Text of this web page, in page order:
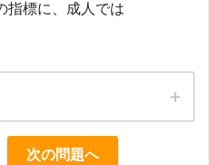
指標に、成人では
次の問題へ